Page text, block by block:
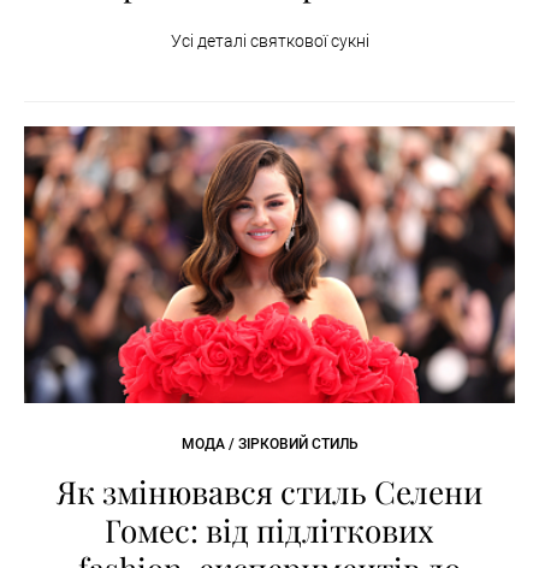
Усі деталі святкової сукні
МОДА / ЗІРКОВИЙ СТИЛЬ
Як змінювався стиль Селени
Гомес: від підліткових